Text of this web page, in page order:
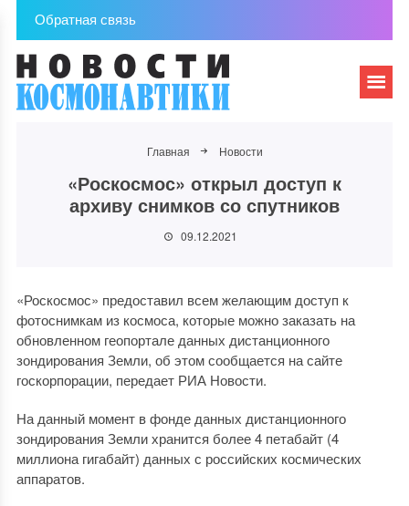
Обратная связь
Главная Новости
«Роскосмос» открыл доступ к
архиву снимков со спутников
09.12.2021
«Роскосмос» предоставил всем желающим доступ к
фотоснимкам из космоса, которые можно заказать на
обновленном геопортале данных дистанционного
зондирования Земли, об этом сообщается на сайте
госкорпорации, передает РИА Новости.
На данный момент в фонде данных дистанционного
зондирования Земли хранится более 4 петабайт (4
миллиона гигабайт) данных с российских космических
аппаратов.